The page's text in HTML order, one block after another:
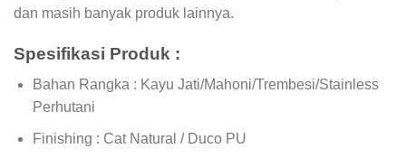
dan masih banyak produk lainnya.
Spesifikasi Produk :
Bahan Rangka : Kayu Jati/Mahoni/Trembesi/Stainless
Perhutani
Finishing : Cat Natural / Duco PU